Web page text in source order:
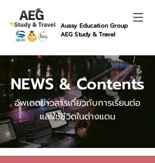
Aussy Education Group
AEG Study & Travel
NEWS & Contents
อัพเดตข่าวสารเกี่ยวกับการเรียนต่อ
และใช้ชีวิตในต่างแดน